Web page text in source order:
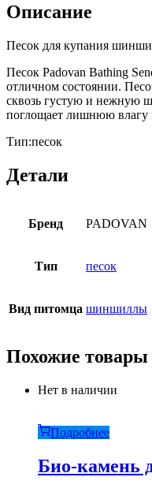
Описание
Песок для купания
Песок Padovan Bathing
отличном состоянии.
сквозь густую и нежную
поглощает лишнюю влагу
Тип:песок
Детали
Бренд PADOVAN
Тип песок
Вид питомца шиншиллы
Похожие товары
Нет в наличии
Подробнее
Био-камень